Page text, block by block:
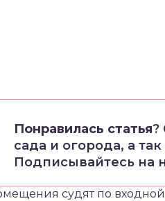
Понравилась статья?
сада и огорода, а
Подписывайтесь на
судят по